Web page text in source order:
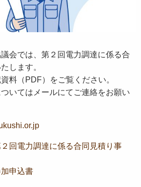
会では、第２回電力調達に係る合
します。
料（PDF）をご覧ください。
いてはメールにてご連絡をお願い
回電力調達に係る合同見積り事
申込書